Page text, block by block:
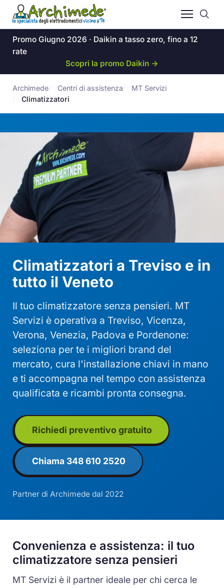
Promo Giugno 2026 · Daikin a tasso zero, fino a 12
rate
Scopri la promo Daikin →
Archimede Centri di assistenza
MT Servizi
Climatizzatori
Climatizzatori a Treviso e in
tutto il Veneto
Il tuo climatizzatore senza pensieri. MT
Servizi è operativa a Treviso, Vicenza,
Verona, Venezia, Padova e Pordenone:
seleziona per te i migliori brand del
mercato, cura l'installazione chiavi in mano
e ti accompagna nel tempo con assistenza
qualificata e ricambi pronta consegna.
Richiedi preventivo gratuito
Chiama 348 610 2520
Partner di Archimede dal 2022
Convenienza e assistenza: il tuo
climatizzatore senza pensieri
MT Servizi è il partner ideale per chi cerca le